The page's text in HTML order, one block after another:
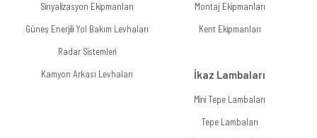
Sinyalizasyon Ekipmanları
Güneş Enerjili Yol Bakım Levhaları
Radar Sistemleri
Kamyon Arkası Levhaları
Montaj Ekipmanları
Kent Ekipmanları
İkaz Lambaları
Mini Tepe Lambaları
Tepe Lambaları